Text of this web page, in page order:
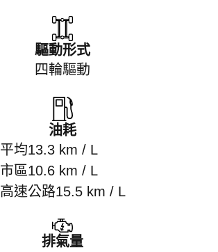
驅動形式
四輪驅動
油耗
平均13.3 km / L
市區10.6 km / L
高速公路15.5 km / L
排氣量